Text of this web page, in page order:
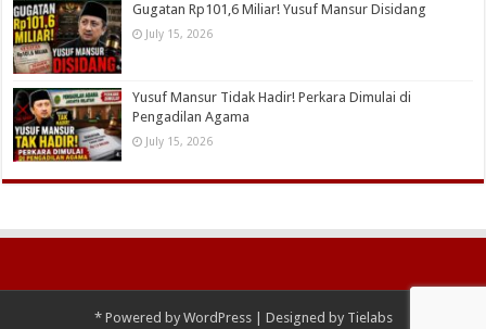
Gugatan Rp101,6 Miliar! Yusuf Mansur Disidang
July 15, 2026
Yusuf Mansur Tidak Hadir! Perkara Dimulai di
Pengadilan Agama
July 15, 2026
*Powered by WordPress| Designed by Tielabs